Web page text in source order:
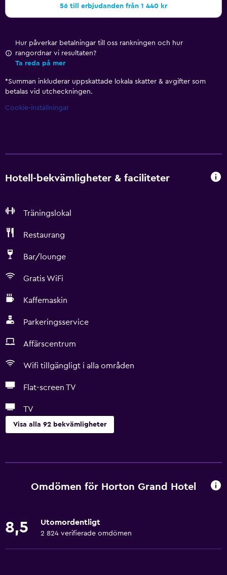
56 till erbjudanden från 1 440 kr
Hur påverkar betalningar till oss rankningen och hur
rangordnar vi resultaten?
Ta reda på mer
*Summan inkluderar uppskattade lokala skatter & avgifter som
betalas vid utcheckningen.
Cookie-inställningar
Hotell-bekvämligheter & faciliteter
Träningslokal
Restaurang
Bar/lounge
Gratis WiFi
Kaffemaskin
Parkeringsservice
Affärscentrum
Wifi tillgängligt i alla områden
Flat-screen TV
TV
Visa alla 92 bekvämligheter
Gratis WiFi
Handdukar
Omdömen för Horton Grand Hotel
8,5 Utomordentligt
2 824 verifierade omdömen